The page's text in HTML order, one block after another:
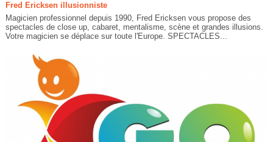
Fred Ericksen illusionniste
Magicien professionnel depuis 1990, Fred Ericksen vous propose des
spectacles de close up, cabaret, mentalisme, scène et grandes illusions.
Votre magicien se déplace sur toute l'Europe. SPECTACLES...